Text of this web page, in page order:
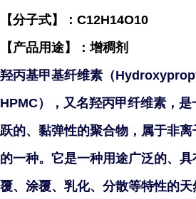
【分子式】：C12H14O10
【产品用途】：增稠剂
羟丙基甲基纤维素（
HPMC），又名羟丙甲纤维素，
跃的、黏弹性的聚合物，属于非
的一种。它是一种用途广泛的、
覆、涂覆、乳化、分散等特性的天